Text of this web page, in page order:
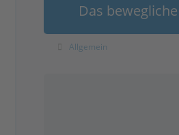
Das
Allgemein